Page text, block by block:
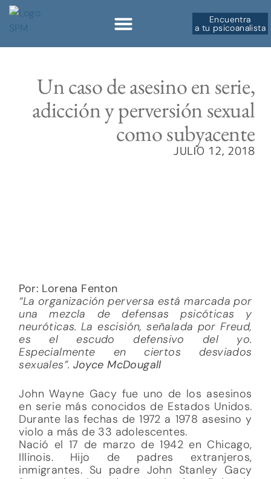
Encuentra
a tu psicoanalista
Un caso de asesino en serie,
adicción y perversión sexual
como subyacente
JULIO 12, 2018
Por: Lorena Fenton
“La organización perversa está marcada por
una mezcla de defensas psicóticas y
neuróticas. La escisión, señalada por Freud,
es el escudo defensivo del yo.
Especialmente en ciertos desviados
sexuales”. Joyce McDougall
John Wayne Gacy fue uno de los asesinos
en serie más conocidos de Estados Unidos.
Durante las fechas de 1972 a 1978 asesino y
violo a más de 33 adolescentes.
Nació el 17 de marzo de 1942 en Chicago,
Illinois. Hijo de padres extranjeros,
inmigrantes. Su padre John Stanley Gacy